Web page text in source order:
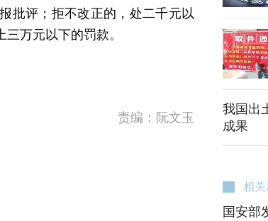
批评；拒不改正的，处二千元以
万元以下的罚款。
责编：阮文玉
我国出
成果
相关
国安部